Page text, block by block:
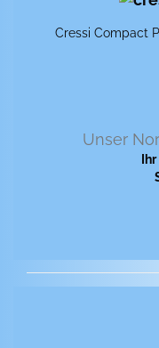
Cres­si Com­pact
Unser